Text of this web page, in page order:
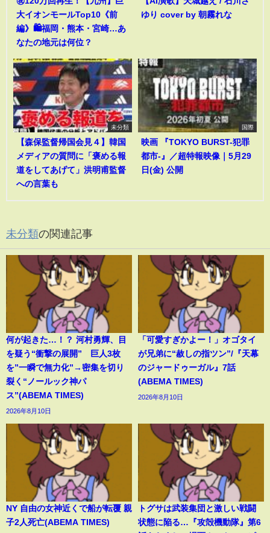
大イオンモールTop10《前
編》🛍️福岡・熊本・宮崎…あ
なたの地元は何位？
ゆり cover by 朝霧れな
未分類
【森保監督帰国会見４】韓国
メディアの質問に「褒める報
道をしてあげて」洪明甫監督
への言葉も
国際
映画 『TOKYO BURST-犯罪
都市-』／超特報映像｜5月29
日(金) 公開
未分類の関連記事
何が起きた…！？ 河村勇輝、目
を疑う“衝撃の展開” 巨人3枚
を”一瞬で無力化”→密集を切り
裂く“ノールック神パ
ス”(ABEMA TIMES)
2026年8月10日
「可愛すぎかよー！」オゴタイ
が兄弟に“赦しの指ツン”/『天幕
のジャードゥーガル』7話
(ABEMA TIMES)
2026年8月10日
NY 自由の女神近くで船が転覆 親
子2人死亡(ABEMA TIMES)
トグサは武装集団と激しい戦闘
状態に陥る…『攻殻機動隊』第6